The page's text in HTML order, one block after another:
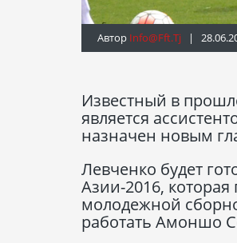
Автор Info@fft.tj |
Известный в
является
назначен новым
Левченко будет
Азии-2016,
молодежной
работать Амоншо